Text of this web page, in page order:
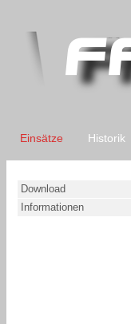
Einsätze Historik
Download
Informationen